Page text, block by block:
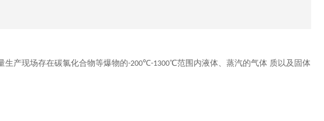
生产现场存在碳氯化合物等爆物的-200℃-1300℃范围内液体、蒸汽的气体 质以及固体